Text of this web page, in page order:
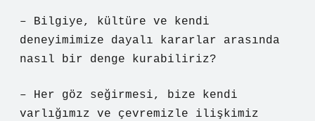
– Bilgiye, kültüre ve kendi
deneyimimize dayalı kararlar arasında
nasıl bir denge kurabiliriz?
– Her göz seğirmesi, bize kendi
varlığımız ve çevremizle ilişkimiz